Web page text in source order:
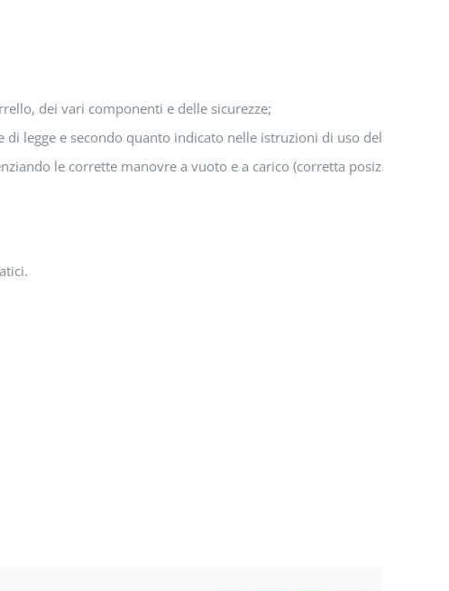
dei vari componenti e delle sicurezze;
legge e secondo quanto indicato nelle istruzioni di uso del carrello;
le corrette manovre a vuoto e a carico (corretta posizione sul